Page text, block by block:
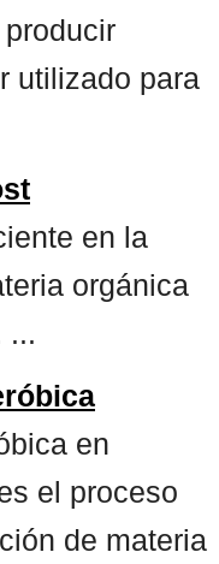
utilizado para
en la
orgánica
...
en
el proceso
de materia